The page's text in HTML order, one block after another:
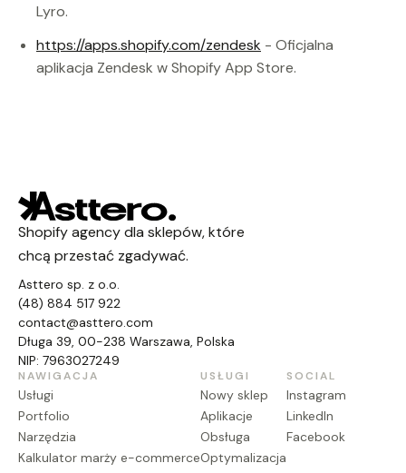
Lyro.
https://apps.shopify.com/zendesk - Oficjalna
aplikacja Zendesk w Shopify App Store.
Shopify agency dla sklepów, które
chcą przestać zgadywać.
Asttero sp. z o.o.
(48) 884 517 922
contact@asttero.com
Długa 39, 00-238 Warszawa, Polska
NIP: 7963027249
NAWIGACJA
Usługi
Portfolio
Narzędzia
Kalkulator marży e-commerce
USŁUGI
Nowy sklep
Aplikacje
Obsługa
Optymalizacja
SOCIAL
Instagram
LinkedIn
Facebook